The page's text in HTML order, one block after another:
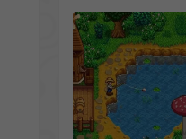
至6080万美元